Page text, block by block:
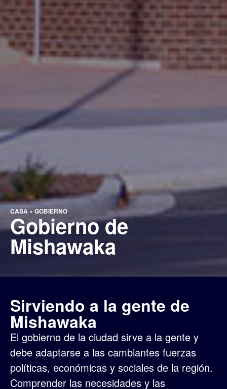
CASA » GOBIERNO
Gobierno de
Mishawaka
Sirviendo a la gente de
Mishawaka
El gobierno de la ciudad sirve a la gente y
debe adaptarse a las cambiantes fuerzas
políticas, económicas y sociales de la región.
Comprender las necesidades y las